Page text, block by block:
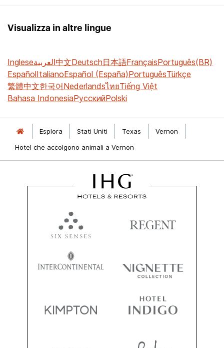
Visualizza in altre lingue
Ingleseالعربية中文Deutsch日本語FrançaisPortuguês(BR)
EspañolItalianoEspañol (España)PortuguêsTürkçe
繁體中文한국어NederlandsไทยTiếng Việt
Bahasa IndonesiaРусскийPolski
Esplora Stati Uniti Texas
Vernon
Hotel che accolgono animali a Vernon